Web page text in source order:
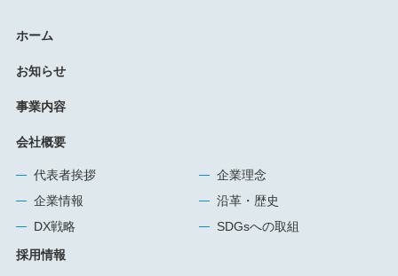
ホーム
お知らせ
事業内容
会社概要
代表者挨拶
企業理念
企業情報
沿革・歴史
DX戦略
SDGsへの取組
採用情報